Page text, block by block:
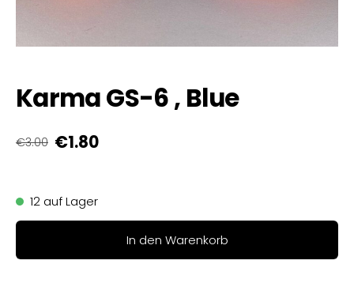
Karma GS-6 , Blue
€3.00 €1.80
12 auf Lager
In den Warenkorb